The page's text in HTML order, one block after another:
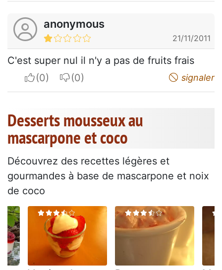
anonymous
21/11/2011
C'est super nul il n'y a pas de fruits frais
I apreciateI do not appreciate signaler
Desserts mousseux au
mascarpone et coco
Découvrez des recettes légères et
gourmandes à base de mascarpone et noix
de coco